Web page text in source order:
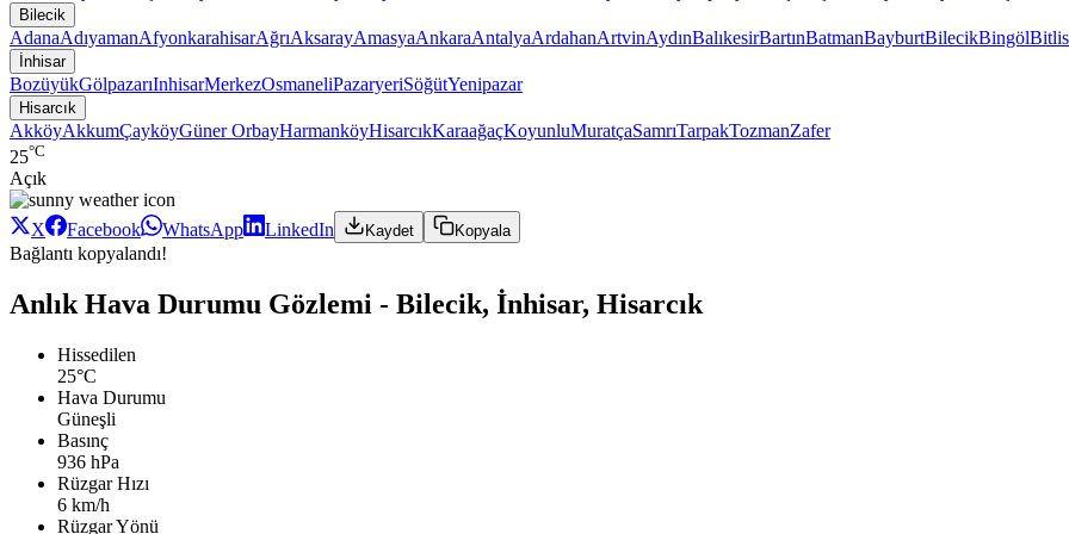
Bilecik
AdanaAdıyamanAfyonkarahisarAğrıAksarayAmasyaAnkaraAntalyaArdahanArtvinAydınBalıkesirBartınBatmanBayburtBilecikBingölBitlis
İnhisar
BozüyükGölpazarıInhisarMerkezOsmaneliPazaryeriSöğütYenipazar
Hisarcık
AkköyAkkumÇayköyGüner OrbayHarmanköyHisarcıkKaraağaçKoyunluMuratçaSamrıTarpakTozmanZafer
25°C
Açık
X Facebook WhatsApp LinkedIn Kaydet Kopyala
Bağlantı kopyalandı!
Anlık Hava Durumu Gözlemi - Bilecik, İnhisar, Hisarcık
Hissedilen
25°C
Hava Durumu
Güneşli
Basınç
936 hPa
Rüzgar Hızı
6 km/h
Rüzgar Yönü